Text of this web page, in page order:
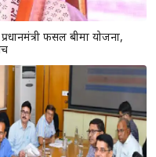
फसल बीमा योजना,